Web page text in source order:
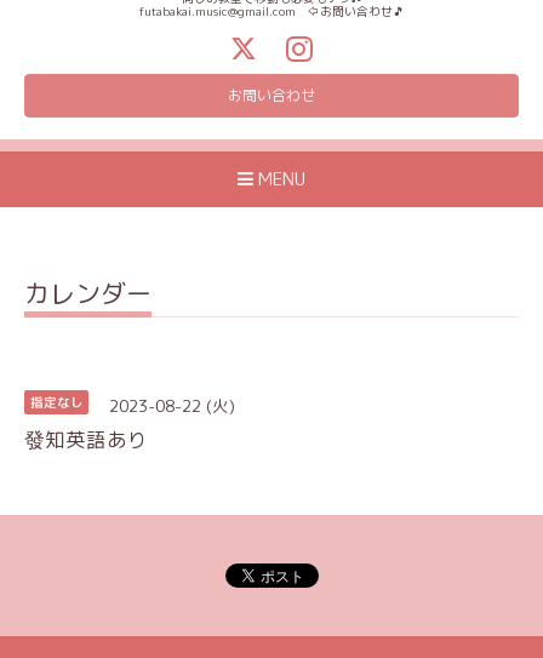
futabakai.music@gmail.com ⇦お問い合わせ🎵
お問い合わせ
MENU
カレンダー
指定なし 2023-08-22 (火)
發知英語あり